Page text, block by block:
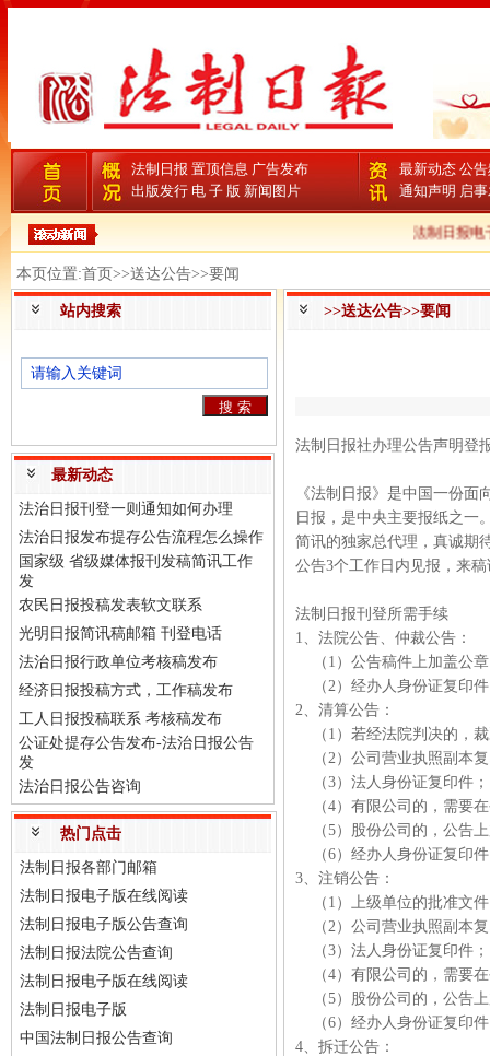
法制日报 置顶信息 广告发布
出版发行 电 子 版 新闻图片
最新动态 公
通知声明 启
法制日报电
本页位置:首页>>送达公告>>要闻
站内搜索
最新动态
法治日报刊登一则通知如何办理
法治日报发布提存公告流程怎么操作
国家级 省级媒体报刊发稿简讯工作
发
农民日报投稿发表软文联系
光明日报简讯稿邮箱 刊登电话
法治日报行政单位考核稿发布
经济日报投稿方式，工作稿发布
工人日报投稿联系 考核稿发布
公证处提存公告发布-法治日报公告
发
法治日报公告咨询
热门点击
法制日报各部门邮箱
法制日报电子版在线阅读
法制日报电子版公告查询
法制日报法院公告查询
法制日报电子版在线阅读
法制日报电子版
中国法制日报公告查询
>>送达公告>>要闻
法制日报社办理公告声明登
《法制日报》是中国一份
日报，是中央主要报纸之一
简讯的独家总代理，真诚期
公告3个工作日内见报，来
法制日报刊登所需手续
1、法院公告、仲裁公告：
（1）公告稿件上加盖公
（2）经办人身份证复印
2、清算公告：
（1）若经法院判决的，
（2）公司营业执照副本
（3）法人身份证复印件
（4）有限公司的，需要
（5）股份公司的，公告
（6）经办人身份证复印
3、注销公告：
（1）上级单位的批准文
（2）公司营业执照副本
（3）法人身份证复印件
（4）有限公司的，需要
（5）股份公司的，公告
（6）经办人身份证复印
4、拆迁公告：